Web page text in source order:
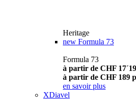
Heritage
new Formula 73
Formula 73
à partir de CHF
à partir de CHF 189
en savoir plus
XDiavel